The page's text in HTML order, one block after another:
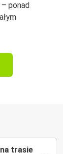
ponad
trasie